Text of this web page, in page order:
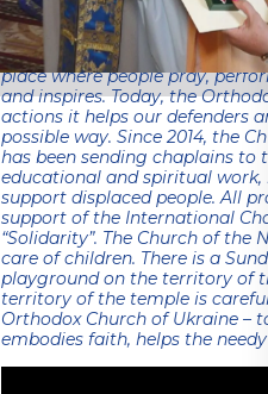
International Charitable
the Dnipro and Sicheslav
liturgy in the church together
place where people pray,
and inspires. Today, the
actions it helps our defenders
possible way. Since 2014, the
has been sending chaplains to
educational and spiritual
support displaced people. All
support of the International
“Solidarity”. The Church of
care of children. There is a
playground on the territory of
territory of the temple is
Orthodox Church of Ukraine –
embodies faith, helps the